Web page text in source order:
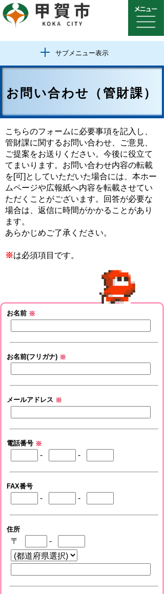
サブメニュー表示
お問い合わせ（管財課）
こちらのフォームに必要事項を記入し、
管財課に関するお問い合わせ、ご意見、
ご提案をお送りください。今後に役立て
てまいります。お問い合わせ内容の転載
を[可]としていただいた場合には、本ホー
ムページや広報紙へ内容を転載させてい
ただくことがございます。回答が必要な
場合は、返信に時間がかかることがあり
ます。
あらかじめご了承ください。
※は必須項目です。
お名前 ※
お名前(フリガナ) ※
メールアドレス ※
電話番号 ※
- -
FAX番号
- -
住所
〒 -